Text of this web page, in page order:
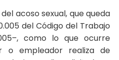
acoso sexual, que queda
del Código del Trabajo
como lo que ocurre
o empleador realiza de